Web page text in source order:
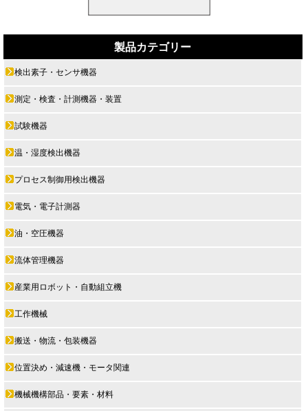
製品カテゴリー
検出素子・センサ機器
測定・検査・計測機器・装置
試験機器
温・湿度検出機器
プロセス制御用検出機器
電気・電子計測器
油・空圧機器
流体管理機器
産業用ロボット・自動組立機
工作機械
搬送・物流・包装機器
位置決め・減速機・モータ関連
機械機構部品・要素・材料